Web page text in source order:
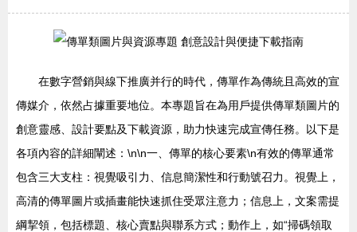
在數字營銷與線下推廣并行的時代，傳單作為傳統且高效的宣
傳媒介，依然占據重要地位。本專題旨在為用戶提供傳單類圖片的
創意靈感、設計要點及下載資源，助力快速完成宣傳任務。以下是
各項內容的詳細闡述：\n\n一、傳單的核心要素\n有效的傳單通常
包含三大支柱：視覺吸引力、信息簡潔性和行動號召力。視覺上，
高清的傳單圖片或插畫能快速抓住受眾注意力；信息上，文案需提
綱挈領，包括標題、核心賣點與聯系方式；動作上，如“掃碼領取